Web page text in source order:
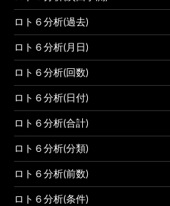
ロト６分析(過去)
ロト６分析(月日)
ロト６分析(回数)
ロト６分析(日付)
ロト６分析(合計)
ロト６分析(分類)
ロト６分析(前数)
ロト６分析(条件)